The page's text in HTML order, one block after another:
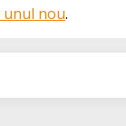
unul nou.